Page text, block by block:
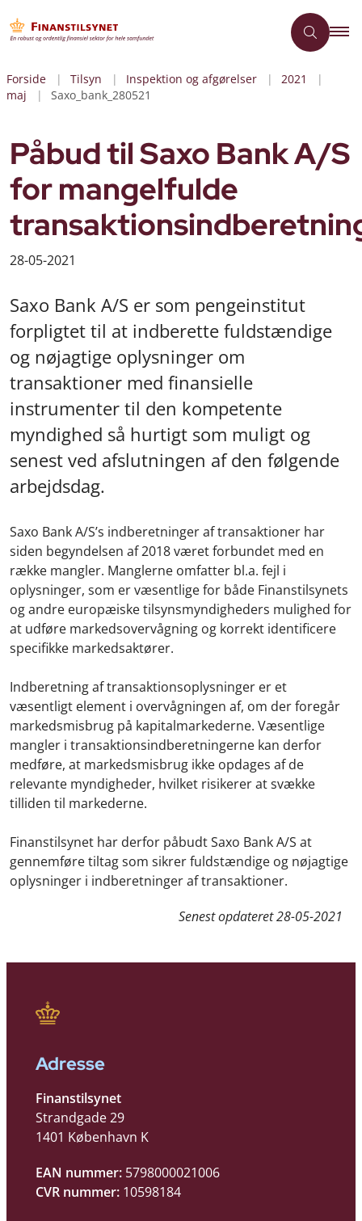
Forside Tilsyn Inspektion og afgørelser
2021
maj
Saxo_bank_280521
Påbud til Saxo Bank A/S
for mangelfulde
28-05-2021
Saxo Bank A/S er som pengeinstitut
forpligtet til at indberette fuldstændige
og nøjagtige oplysninger om
transaktioner med finansielle
instrumenter til den kompetente
myndighed så hurtigt som muligt og
senest ved afslutningen af den følgende
arbejdsdag.
Saxo Bank A/S’s indberetninger af transaktioner har
siden begyndelsen af 2018 været forbundet med en
række mangler. Manglerne omfatter bl.a. fejl i
oplysninger, som er væsentlige for både Finanstilsynets
og andre europæiske tilsynsmyndigheders mulighed for
at udføre markedsovervågning og korrekt identificere
specifikke markedsaktører.
Indberetning af transaktionsoplysninger er et
væsentligt element i overvågningen af, om der foregår
markedsmisbrug på kapitalmarkederne. Væsentlige
mangler i transaktionsindberetningerne kan derfor
medføre, at markedsmisbrug ikke opdages af de
relevante myndigheder, hvilket risikerer at svække
tilliden til markederne.
Finanstilsynet har derfor påbudt Saxo Bank A/S at
gennemføre tiltag som sikrer fuldstændige og nøjagtige
oplysninger i indberetninger af transaktioner.
Senest opdateret28-05-2021
Adresse
Finanstilsynet
Strandgade 29
1401 København K
EAN nummer: 5798000021006
CVR nummer: 10598184